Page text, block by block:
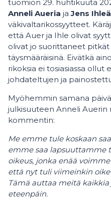
tuomion 29. huhtikuuta
Anneli Aueria jaJens Ihleä
väkivaltarikossyytteet.
että Auer ja Ihle olivat
olivat jo suorittaneet
täysmääräisinä. Eivätkä
rikoksia ei tosiasiassa
johdateltujen ja
Myöhemmin samana
julkisuuteen Anneli Auerin
kommentin:
Me emme tule koskaan
emme saa lapsuuttamme
oikeus, jonka enää
että nyt tuli viimeinkin
Tämä auttaa meitä
eteenpäin.